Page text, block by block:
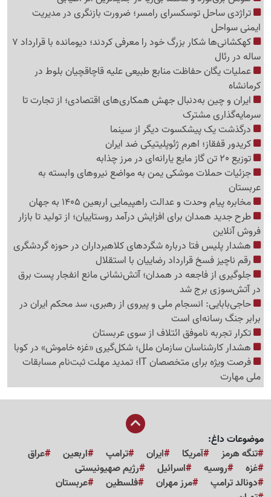
تراژدی ساحل توسکسرای رامسر؛ ضرورت بازنگری در مدیریت
ایمنی سواحل
کهکشانی‌ها شکار بزرگ خود را معرفی کردند؛ دیومانده با قرارداد 7
ساله در رئال
عملیات یگان حفاظت منابع طبیعی علیه قاچاقچیان بلوط در
کرمانشاه
ایران و چین به‌دنبال جهش همکاری‌های اقتصادی؛ از تجارت تا
سرمایه‌گذاری مشترک
درگذشت یک پیشکسوت دیگر از سینما
کریدور قفقاز؛ اهرم ژئوپلیتیکی ضد ایران
توزیع 20 تن گاز مایع یارانه‌ای در مرز چذابه
جزئیات حملات موشکی یمن به مواضع نیروهای وابسته به
عربستان
مخابره پیام وحدت و عدالت راهپیمایی اربعین 1405 به جهان
طرح جدید همدان برای افزایش درآمد روستاییان؛ از تولید تا بازار
فروش آنلاین
هشدار پلیس فتا درباره شگردهای کلاهبرداران در حوزه گردشگری
رقم ناچیز فسخ قرارداد رضاییان با استقلال
جلوگیری از فاجعه در همدان؛ آتش‌نشانی مانع انفجار پست برق
در آتش‌سوزی برج شد
حاجی‌بابایی: انسجام ملی و پیروی از رهبری، سد محکم ایران در
برابر جنگ رسانه‌ای است
تکرار تجربه ناموفق ائتلاف از سوی عربستان
هشدار کارشناسان سازمان ملل؛ شکل‌گیری «غزه‌ خاموش» در کوبا
فرصت ویژه برای متخصصان IT؛ تمدید مهلت ثبت‌نام مسابقات
ملی مهارت
موضوعات داغ:
تنگه هرمز
آمریکا ایران ترامپ اربعین
عراق
غزه
روسیه اسرائیل
رژیم صهیونیستی
دونالد ترامپ
مرز مهران فلسطین
عربستان